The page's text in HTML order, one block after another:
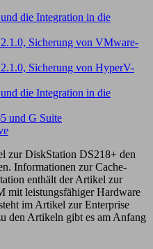
die Integration in die
Sicherung von VMware-
Sicherung von HyperV-
die Integration in die
und G Suite
zur DiskStation DS218+ den
Informationen zur Cache-
enthält der Artikel zur
mit leistungsfähiger Hardware
im Artikel zur Enterprise
den Artikeln gibt es am Anfang